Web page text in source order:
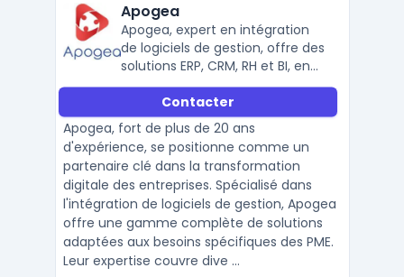
Apogea
Apogea, expert en intégration
de logiciels de gestion, offre des
solutions ERP, CRM, RH et BI, en
partenariat avec Sage, Cegid et
Microsoft.Contacter
Apogea, fort de plus de 20 ans
d'expérience, se positionne comme un
partenaire clé dans la transformation
digitale des entreprises. Spécialisé dans
l'intégration de logiciels de gestion, Apogea
offre une gamme complète de solutions
adaptées aux besoins spécifiques des PME.
Leur expertise couvre dive ...